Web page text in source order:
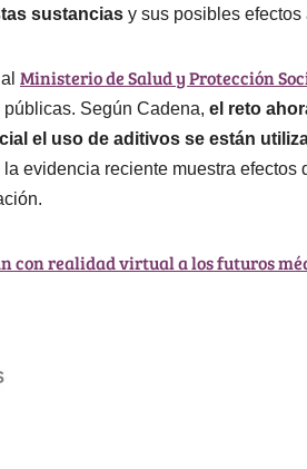
sustancias y sus posibles
Ministerio de Salud y Protección
Según Cadena, el reto
el uso de aditivos se están
la evidencia reciente muestra efectos
con realidad virtual a los futuros